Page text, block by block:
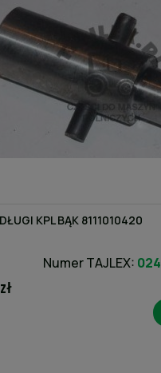
KPL BĄK 8111010420
Numer TAJLEX: